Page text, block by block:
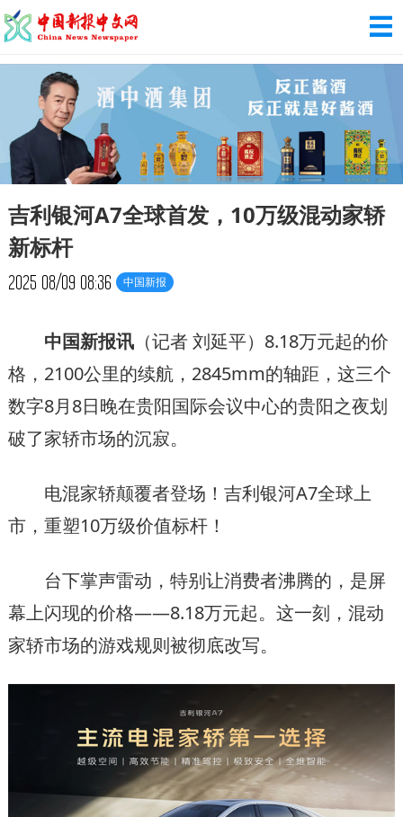
吉利银河A7全球首发，10万级混动家轿
新标杆
2025 08/09 08:36 中国新报
中国新报讯（记者 刘延平）8.18万元起的价
格，2100公里的续航，2845mm的轴距，这三个
数字8月8日晚在贵阳国际会议中心的贵阳之夜划
破了家轿市场的沉寂。
电混家轿颠覆者登场！吉利银河A7全球上
市，重塑10万级价值标杆！
台下掌声雷动，特别让消费者沸腾的，是屏
幕上闪现的价格——8.18万元起。这一刻，混动
家轿市场的游戏规则被彻底改写。